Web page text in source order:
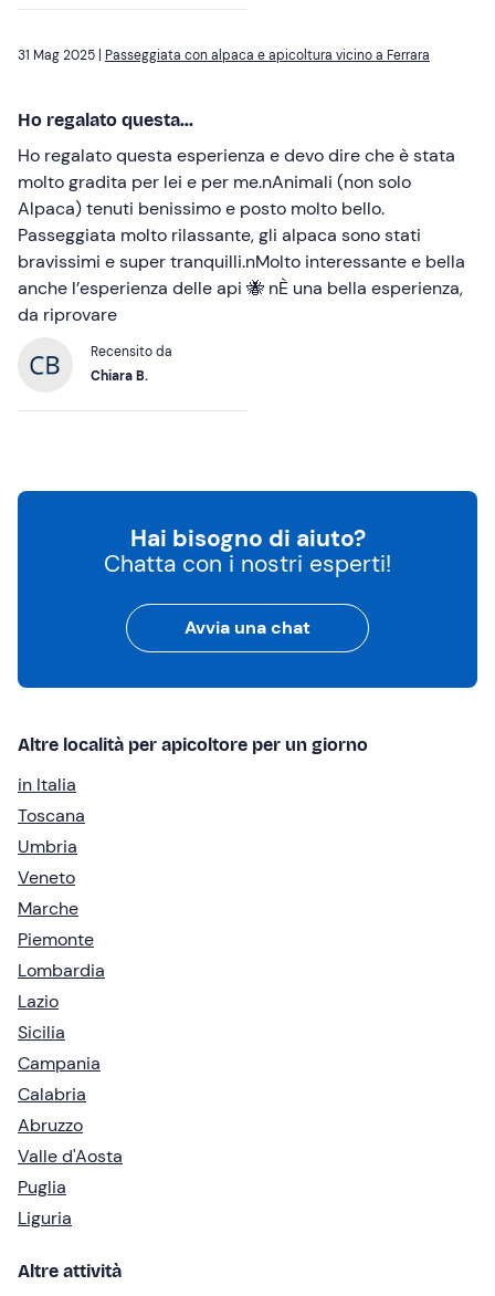
31 Mag 2025 | Passeggiata con alpaca e apicoltura vicino a Ferrara
Ho regalato questa...
Ho regalato questa esperienza e devo dire che è stata
molto gradita per lei e per me.nAnimali (non solo
Alpaca) tenuti benissimo e posto molto bello.
Passeggiata molto rilassante, gli alpaca sono stati
bravissimi e super tranquilli.nMolto interessante e bella
anche l’esperienza delle api 🐝 nÈ una bella esperienza,
da riprovare
Recensito da
Chiara B.
Hai bisogno di aiuto?
Chatta con i nostri esperti!
Avvia una chat
Altre località per apicoltore per un giorno
in Italia
Toscana
Umbria
Veneto
Marche
Piemonte
Lombardia
Lazio
Sicilia
Campania
Calabria
Abruzzo
Valle d'Aosta
Puglia
Liguria
Altre attività